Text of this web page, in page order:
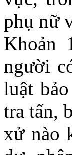
phụ nữ
Khoản
người
luật
tra tấn,
xử nào